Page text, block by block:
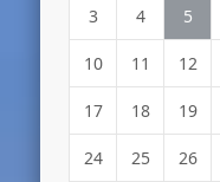
3 4 5
10 11 12
17 18 19
24 25 26